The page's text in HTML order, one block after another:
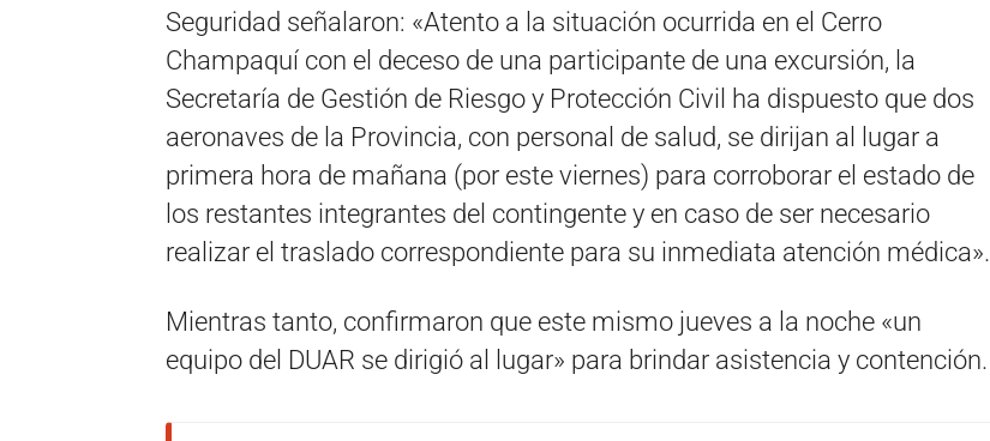
Seguridad señalaron: «Atento a la situación ocurrida en el Cerro
Champaquí con el deceso de una participante de una excursión, la
Secretaría de Gestión de Riesgo y Protección Civil ha dispuesto que dos
aeronaves de la Provincia, con personal de salud, se dirijan al lugar a
primera hora de mañana (por este viernes) para corroborar el estado de
los restantes integrantes del contingente y en caso de ser necesario
realizar el traslado correspondiente para su inmediata atención médica».
Mientras tanto, confirmaron que este mismo jueves a la noche «un
equipo del DUAR se dirigió al lugar» para brindar asistencia y contención.